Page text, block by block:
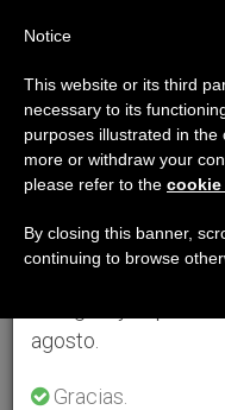
Aviso
Del 27 de julio al
anual,
se generan menos
agosto.
Gracias.
Notice
This website or its third
necessary to its
purposes illustrated in the
more or withdraw your
please refer to the
By closing this banner,
continuing to browse